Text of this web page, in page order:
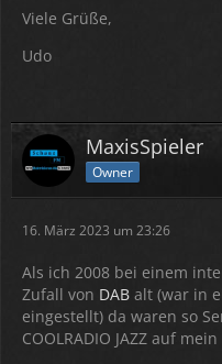
Viele Grüße,
Udo
MaxisSpieler
Owner
16. März 2023 um 23:26
Als ich 2008 bei einem
Zufall von DAB alt (war in
eingestellt) da waren so
COOLRADIO JAZZ auf